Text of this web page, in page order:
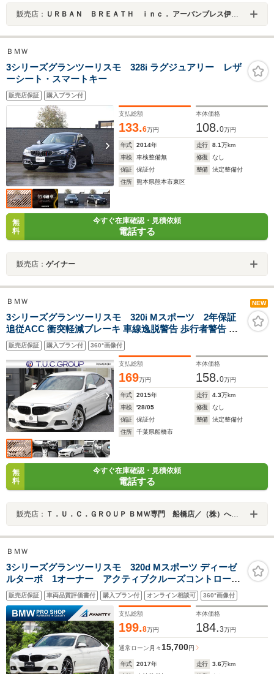
販売店： ＵＲＢＡＮ ＢＲＥＡＴＨ ｉｎｃ． アーバンブレス伊丹店
ＢＭＷ
3シリーズグランツーリスモ 328i ラグジュアリー レザ
ーシート・スマートキー
販売店保証 購入プラン付
支払総額
133.6万円
本体価格
108.0万円
年式 2014年 走行 8.1万km
車検
車検整備無 修復
なし
保証
保証付 整備
法定整備付
住所
熊本県熊本市東区
無
料
今すぐ在庫確認・見積依頼
電話する
販売店： ゲイナー
ＢＭＷ NEW
3シリーズグランツーリスモ 320i Mスポーツ 2年保証
追従ACC 衝突軽減ブレーキ 車線逸脱警告 歩行者警告 タ
ッチパッド対応iドライブHDDナビ 地デジTV Bluetooth接
続 Mスポーツエアロ パドルシフト スマートキー 電動ト
ランク 直噴ターボ 8速AT ECOPROモード
販売店保証 購入プラン付 360°画像付
支払総額
169万円
本体価格
158.0万円
年式 2015年 走行 4.3万km
車検
'28/05 修復
なし
保証
保証付 整備
法定整備付
住所
千葉県船橋市
無
料
今すぐ在庫確認・見積依頼
電話する
販売店： Ｔ．Ｕ．Ｃ．ＧＲＯＵＰ ＢＭＷ専門 船橋店／（株）へリックス
ＢＭＷ
3シリーズグランツーリスモ 320d Mスポーツ ディーゼ
ルターボ 1オーナー アクティブクルーズコントロー
ル 19インチAW サラウンドビューカメラ LCW Hifi
スピーカー Bluetoothオーディオ アルカンターラシー
ト Bカメラ パドルシフト ETC
販売店保証 車両品質評価書付 購入プラン付 オンライン相談可 360°画像付
支払総額
199.8万円
本体価格
184.3万円
通常ローン 月々15,700円
年式 2017年 走行 3.6万km